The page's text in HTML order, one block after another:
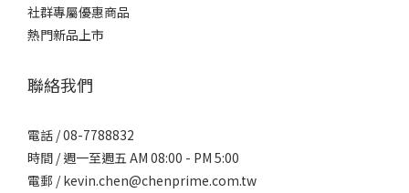
社群專屬優惠商品
熱門新品上市
聯絡我們
電話 / 08-7788832
時間 / 週一至週五 AM 08:00 - PM 5:00
電郵 / kevin.chen@chenprime.com.tw